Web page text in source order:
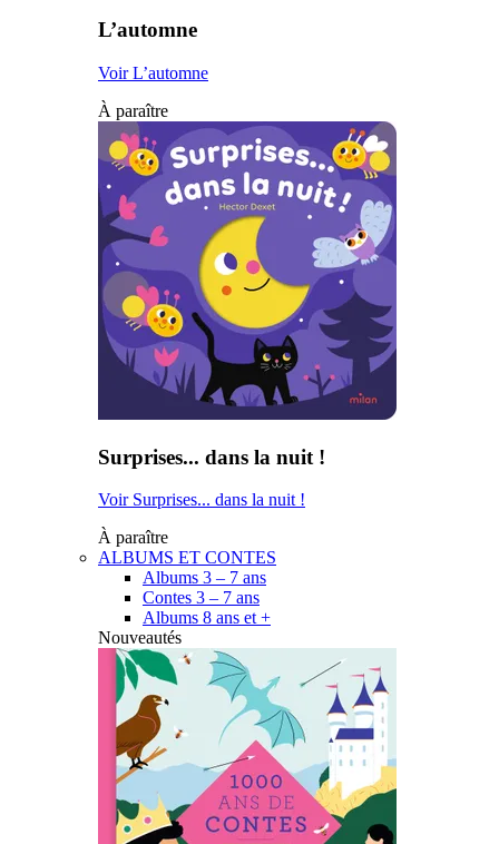
L’automne
Voir L’automne
À paraître
Surprises... dans la nuit !
Voir Surprises... dans la nuit !
À paraître
ALBUMS ET CONTES
Albums 3 – 7 ans
Contes 3 – 7 ans
Albums 8 ans et +
Nouveautés